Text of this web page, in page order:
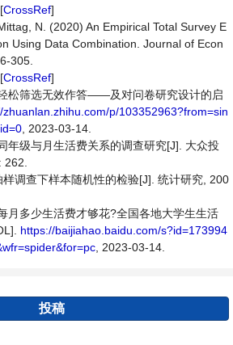
CrossRef]
N. (2020) An Empirical Total Survey E
Using Data Combination. Journal of Econ
305.
CrossRef]
松筛选无效作答——及对问卷研究设计的启
zhuanlan.zhihu.com/p/103352963?from=sin
, 2023-03-14.
年级与月生活费关系的调查研究[J]. 大众投
调查下样本随机性的检验[J]. 统计研究, 200
月多少生活费才够花?全国各地大学生生活
https://baijiahao.baidu.com/s?id=173994
, 2023-03-14.
投稿